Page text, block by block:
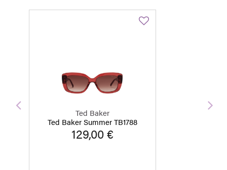
Ted Baker
Ted Baker Summer TB1788
129,00 €
Edellinen